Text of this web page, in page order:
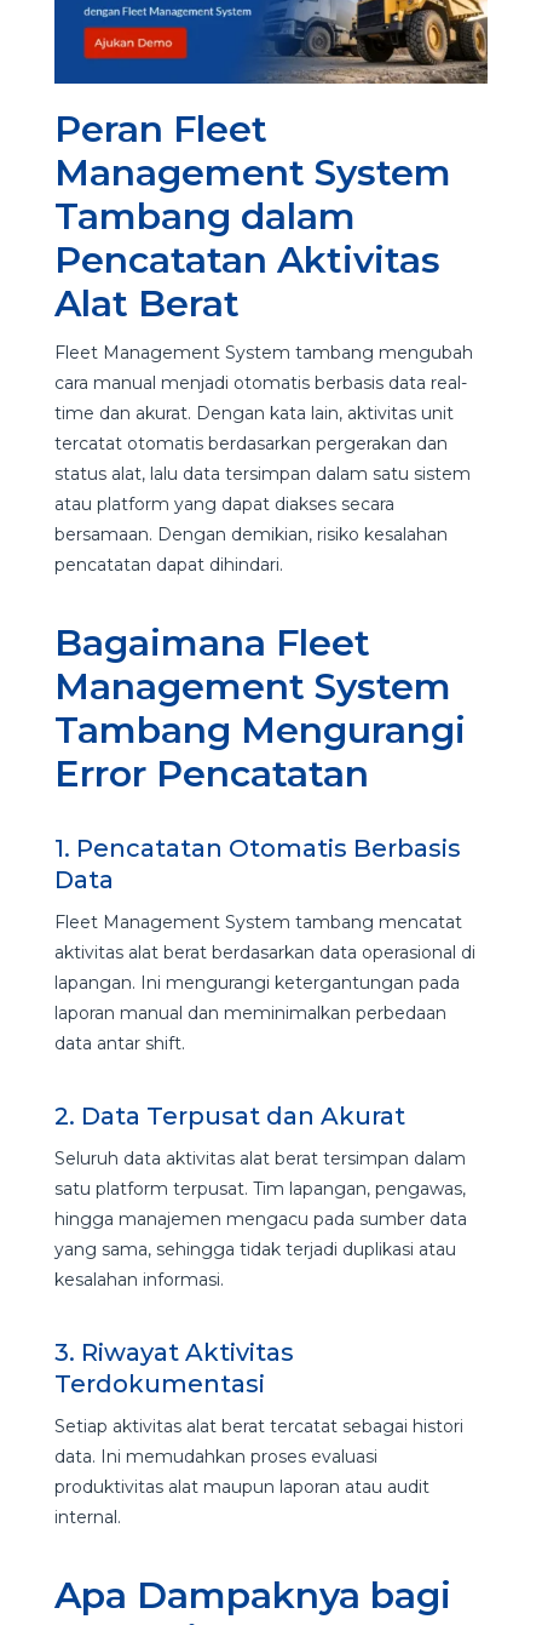
Peran Fleet
Management System
Tambang dalam
Pencatatan Aktivitas
Alat Berat
Fleet Management System tambang mengubah
cara manual menjadi otomatis berbasis data real-
time dan akurat. Dengan kata lain, aktivitas unit
tercatat otomatis berdasarkan pergerakan dan
status alat, lalu data tersimpan dalam satu sistem
atau platform yang dapat diakses secara
bersamaan. Dengan demikian, risiko kesalahan
pencatatan dapat dihindari.
Bagaimana Fleet
Management System
Tambang Mengurangi
Error Pencatatan
1. Pencatatan Otomatis Berbasis
Data
Fleet Management System tambang mencatat
aktivitas alat berat berdasarkan data operasional di
lapangan. Ini mengurangi ketergantungan pada
laporan manual dan meminimalkan perbedaan
data antar shift.
2. Data Terpusat dan Akurat
Seluruh data aktivitas alat berat tersimpan dalam
satu platform terpusat. Tim lapangan, pengawas,
hingga manajemen mengacu pada sumber data
yang sama, sehingga tidak terjadi duplikasi atau
kesalahan informasi.
3. Riwayat Aktivitas
Terdokumentasi
Setiap aktivitas alat berat tercatat sebagai histori
data. Ini memudahkan proses evaluasi
produktivitas alat maupun laporan atau audit
internal.
Apa Dampaknya bagi